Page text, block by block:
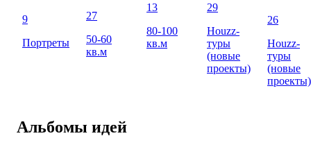
9
Портреты
27
50-60
кв.м
13
80-100
кв.м
29
Houzz-
туры
(новые
проекты)
26
Houzz-
туры
(новые
проекты)
Альбомы идей